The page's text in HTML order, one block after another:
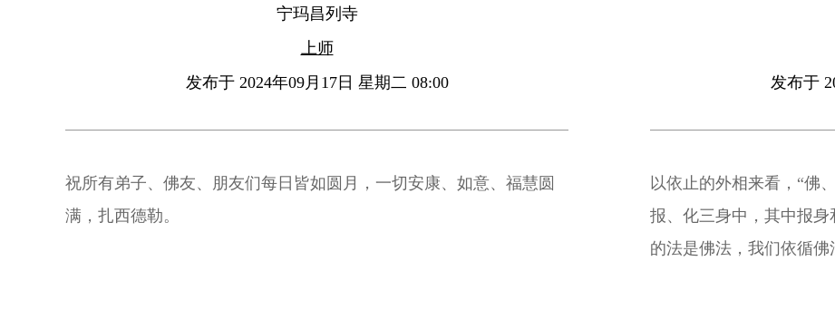
宁玛昌列寺
上师
发布于 2024年09月17日 星期二 08:00
祝所有弟子、佛友、朋友们每日皆如圆月，一切安康、如意、福慧圆
满，扎西德勒。
发布于
以依止的外相来看，“佛
报、化三身中，其中报
的法是佛法，我们依循